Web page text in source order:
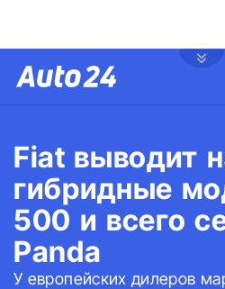
Fiat выводит
гибридные
500 и всего
Panda
У европейских дилеров